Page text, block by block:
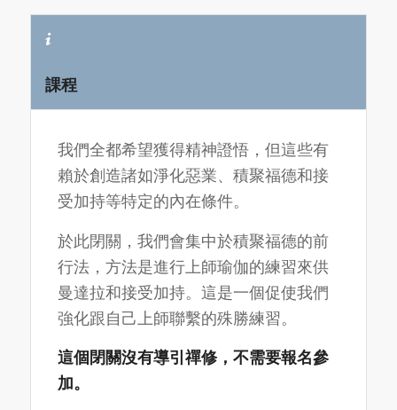
課程
我們全都希望獲得精神證悟，但這些有
賴於創造諸如淨化惡業、積聚福德和接
受加持等特定的內在條件。
於此閉關，我們會集中於積聚福德的前
行法，方法是進行上師瑜伽的練習來供
曼達拉和接受加持。這是一個促使我們
強化跟自己上師聯繫的殊勝練習。
這個閉關沒有導引禪修，不需要報名參
加。